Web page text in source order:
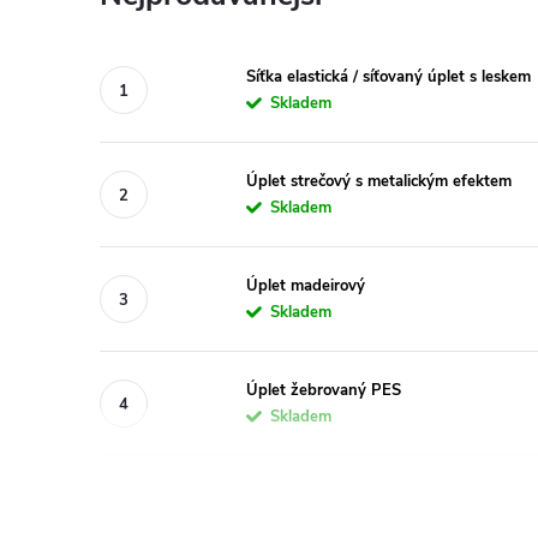
Síťka elastická / síťovaný úplet s leskem
Skladem
Úplet strečový s metalickým efektem
Skladem
Úplet madeirový
Skladem
Úplet žebrovaný PES
Skladem